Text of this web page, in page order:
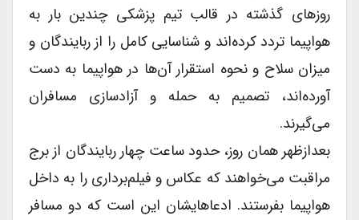
روزهاى گذشته در قالب تیم پزشکى چندین بار به
هواپیما تردد کرده‌اند و شناسایى کامل را از ربایندگان و
میزان سلاح و نحوه استقرار آن‌ها در هواپیما به دست
آورده‌اند، تصمیم به حمله و آزادسازى مسافران
می‌گیرند.
بعدازظهر همان روز، حدود ساعت چهار ربایندگان از برج
مراقبت می‌خواهند که عکاس و فیلم‌برداری را به داخل
هواپیما بفرستند. ادعاهایشان این است که دو مسافر